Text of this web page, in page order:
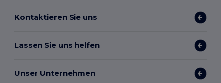
Kontaktieren Sie uns
Lassen Sie uns helfen
Unser Unternehmen